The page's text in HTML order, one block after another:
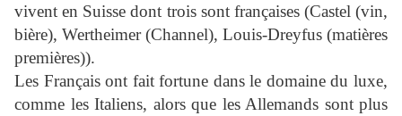
vivent en Suisse dont trois sont françaises (Castel (vin,
bière), Wertheimer (Channel), Louis-Dreyfus (matières
premières)).
Les Français ont fait fortune dans le domaine du luxe,
comme les Italiens, alors que les Allemands sont plus